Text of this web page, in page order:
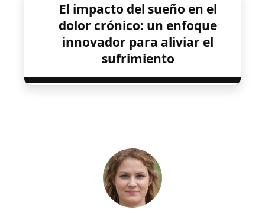
El impacto del sueño en el
dolor crónico: un enfoque
innovador para aliviar el
sufrimiento